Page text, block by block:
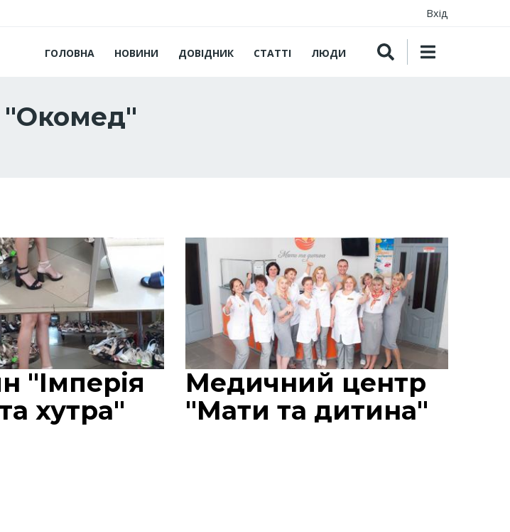
Вхід
ГОЛОВНА НОВИНИ ДОВІДНИК СТАТТІ ЛЮДИ
"Окомед"
"Імперія
хутра"
Медичний центр
"Мати та дитина"